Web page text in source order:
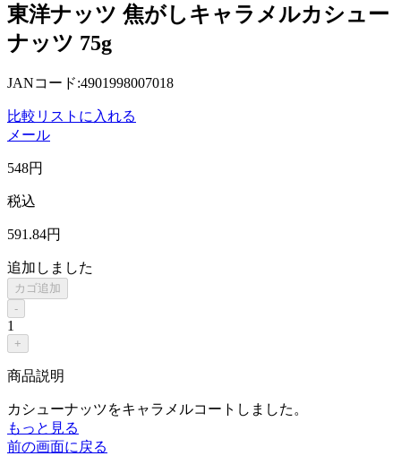
東洋ナッツ 焦がしキャラメルカシュー
ナッツ 75g
JANコード:4901998007018
比較リストに入れる
メール
548円
税込
591.84円
追加しました
カゴ追加
-
1
+
商品説明
カシューナッツをキャラメルコートしました。
もっと見る
前の画面に戻る